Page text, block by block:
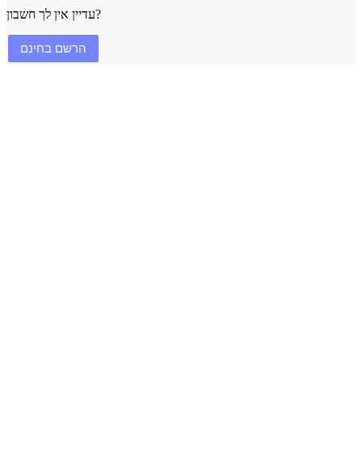
עדיין אין לך חשבון?
הרשם בחינם